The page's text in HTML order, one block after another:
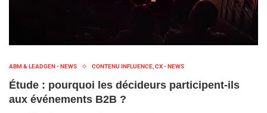
ABM & LEADGEN - NEWS CONTENU INFLUENCE, CX - NEWS
Étude : pourquoi les décideurs participent-ils
aux événements B2B ?